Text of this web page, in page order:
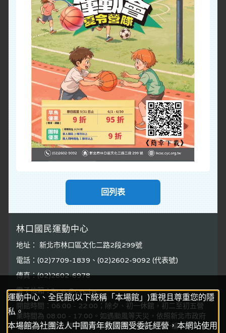
運動中心、全民館(以下統稱「本場館」)重視且尊重您的隱
私。
本場館為社團法人中國青年救國團受委託經營，本網站使用
回列表
林口國民運動中心
地址： 新北市林口區文化二路2段299號
電話：(02)7709-1839、(02)2602-9092 (代表號)
傳真：(02)2602-6978
電子信箱：lkcsc@cyc.tw
開館時間：06:00 - 22:00；除夕、初一休館，初二至初五營
業時間為 08:00 - 17:00。如遇颱風等天災，依照新北市政府
公告停止上班上課，全館則休館不對外開放。統一編